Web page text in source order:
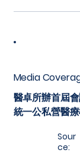
Media
醫卓所辦首屆
統一公私營醫
Sour
ce: